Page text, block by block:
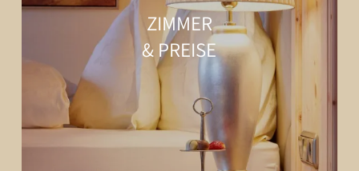
ZIMMER
& PREISE